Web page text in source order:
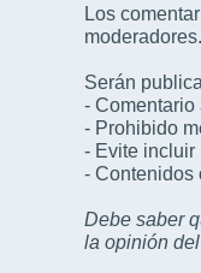
Los
moderadores.
Serán
- Comentario
- Prohibido
- Evite incluir
- Contenidos
Debe saber
la opinión